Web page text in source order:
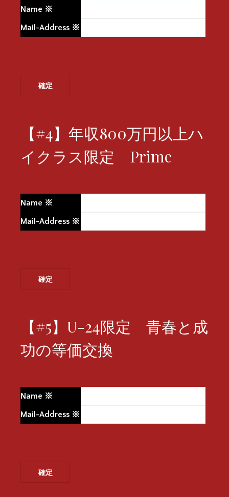
Name ※
Mail-Address ※
【#4】年収800万円以上ハ
イクラス限定 Prime
Name ※
Mail-Address ※
【#5】U-24限定 青春と成
功の等価交換
Name ※
Mail-Address ※